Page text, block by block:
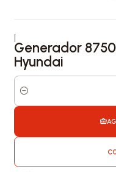
|
Generador
Hyundai
Cantidad